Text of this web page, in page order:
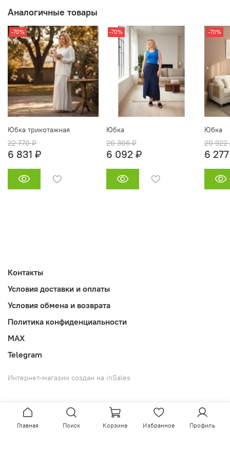
Аналогичные товары
-70%
Юбка трикотажная
22 770 ₽
6 831 ₽
-70%
Юбка
20 306 ₽
6 092 ₽
-70%
Юбка
20 922
6
Контакты
Условия доставки и оплаты
Условия обмена и возврата
Политика конфиденциальности
MAX
Telegram
Интернет-магазин создан на inSales
Главная Поиск Корзина Избранное Профиль